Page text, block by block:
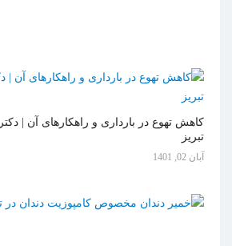
کاهش تهوع در بارداری و راهکارهای آن |
تبریز
آبان 02, 1401